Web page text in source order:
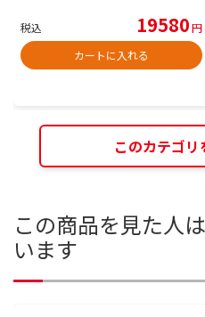
税込 19580円
カートに入れる
このカテゴ
この商品を見た人
います